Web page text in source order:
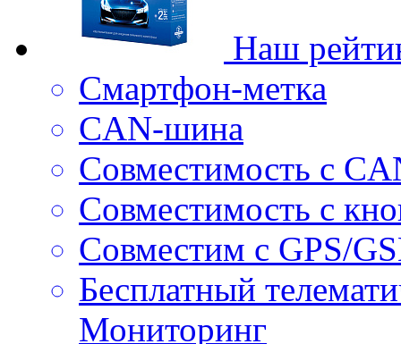
Наш
Смартфон-метка
CAN-шина
Совместимость с
Совместимость с
Совместим с GPS/
Бесплатный
Мониторинг